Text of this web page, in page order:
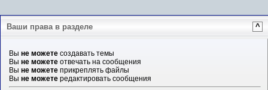
Ваши права в разделе ^
Вы не можетесоздавать темы
Вы не можетеотвечать на сообщения
Вы не можетеприкреплять файлы
Вы не можетередактировать сообщения